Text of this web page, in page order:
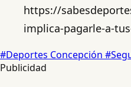
https://
implica-pagarle-a-
#Deportes Concepción
Publicidad